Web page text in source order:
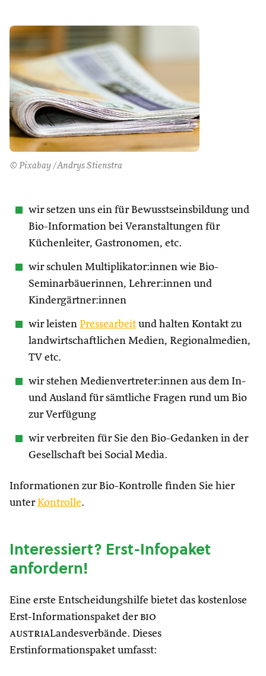
© Pixabay /Andrys Stienstra
wir setzen uns ein für Bewusstseinsbildung und
Bio-Information bei Veranstaltungen für
Küchenleiter, Gastronomen, etc.
wir schulen Multiplikator:innen wie Bio-
Seminarbäuerinnen, Lehrer:innen und
Kindergärtner:innen
wir leisten Pressearbeit und halten Kontakt zu
landwirtschaftlichen Medien, Regionalmedien,
TV etc.
wir stehen Medienvertreter:innen aus dem In-
und Ausland für sämtliche Fragen rund um Bio
zur Verfügung
wir verbreiten für Sie den Bio-Gedanken in der
Gesellschaft bei Social Media.
Informationen zur Bio-Kontrolle finden Sie hier
unterKontrolle.
Interessiert? Erst-Infopaket
anfordern!
Eine erste Entscheidungshilfe bietet das kostenlose
Erst-Informationspaket der bio
austriaLandesverbände. Dieses
Erstinformationspaket umfasst: